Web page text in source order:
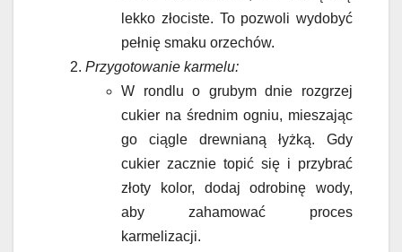
lekko złociste. To pozwoli wydobyć
pełnię smaku orzechów.
Przygotowanie karmelu:
W rondlu o grubym dnie rozgrzej
cukier na średnim ogniu, mieszając
go ciągle drewnianą łyżką. Gdy
cukier zacznie topić się i przybrać
złoty kolor, dodaj odrobinę wody,
aby zahamować proces
karmelizacji.